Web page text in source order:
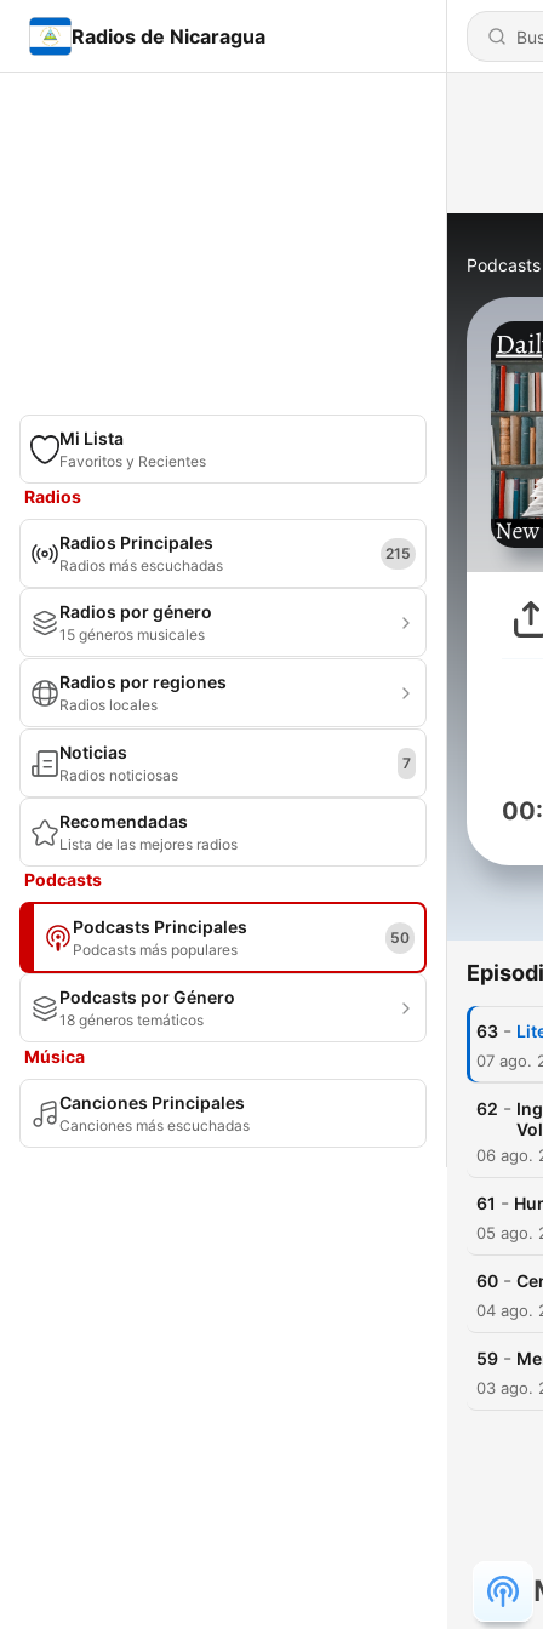
Radios de Nicaragua
Mi Lista
Favoritos y Recientes
Radios
Radios Principales
Radios más escuchadas
215
Radios por género
15 géneros musicales
Radios por regiones
Radios locales
Noticias
Radios noticiosas
7
Recomendadas
Lista de las mejores radios
Podcasts
Podcasts Principales
Podcasts más populares
50
Podcasts por Género
18 géneros temáticos
Música
Canciones Principales
Canciones más escuchadas
Podcasts
63 -
07 ago.
62 -
06 ago.
61 -
05 ago.
60 -
04 ago.
59 -
03 ago.